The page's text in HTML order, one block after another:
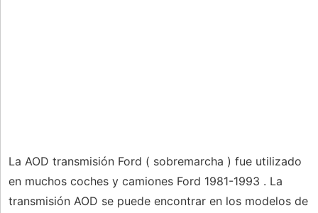
La AOD transmisión Ford ( sobremarcha ) fue utilizado
en muchos coches y camiones Ford 1981-1993 . La
transmisión AOD se puede encontrar en los modelos de